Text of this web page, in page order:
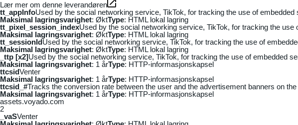
Lær mer om denne leverandøren
tt_appInfoUsed by the social networking service, TikTok, for tracking the use of embedded
Maksimal lagringsvarighet: ØktType: HTML lokal lagring
tt_pixel_session_indexUsed by the social networking service, TikTok, for tracking the use
Maksimal lagringsvarighet: ØktType: HTML lokal lagring
tt_sessionIdUsed by the social networking service, TikTok, for tracking the use of
Maksimal lagringsvarighet: ØktType: HTML lokal lagring
_ttp [x2]Used by the social networking service, TikTok, for tracking the use of embedded
Maksimal lagringsvarighet: 1 årType: HTTP-informasjonskapsel
ttcsidVenter
Maksimal lagringsvarighet: 1 årType: HTTP-informasjonskapsel
ttcsid_#Tracks the conversion rate between the user and the advertisement banners on
Maksimal lagringsvarighet: 1 årType: HTTP-informasjonskapsel
assets.voyado.com
2
_vaSVenter